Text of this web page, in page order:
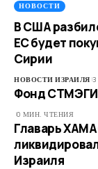
НОВОСТИ
В США
ЕС будет
Сирии
НОВОСТИ ИЗРАИЛЯ
Фонд СТМЭГИ
0 МИН. ЧТЕНИЯ
Главарь
Израиля